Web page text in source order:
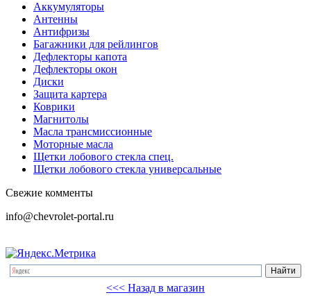
Аккумуляторы
Антенны
Антифризы
Багажники для рейлингов
Дефлекторы капота
Дефлекторы окон
Диски
Защита картера
Коврики
Магнитолы
Масла трансмиссионные
Моторные масла
Щетки лобового стекла спец.
Щетки лобового стекла универсальные
Свежие комменты
info@chevrolet-portal.ru
<<< Назад в магазин